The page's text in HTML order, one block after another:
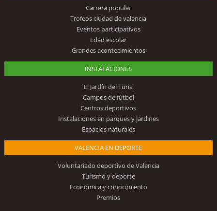
Carrera popular
Trofeos ciudad de valencia
Eventos participativos
Edad escolar
Grandes acontecimientos
INSTALACIONES
El Jardín del Turia
Campos de fútbol
Centros deportivos
Instalaciones en parques y jardines
Espacios naturales
VALENCIA EN DEPORTE
Voluntariado deportivo de Valencia
Turismo y deporte
Económica y conocimiento
Premios